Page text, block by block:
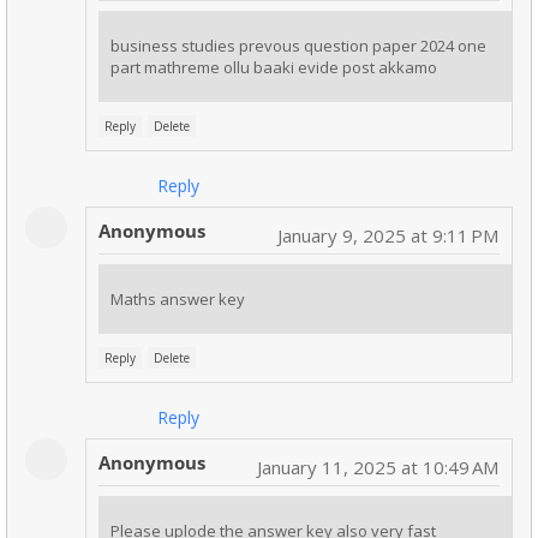
business studies prevous question paper 2024 one
part mathreme ollu baaki evide post akkamo
Reply Delete
Reply
Anonymous January 9, 2025 at 9:11 PM
Maths answer key
Reply Delete
Reply
Anonymous January 11, 2025 at 10:49 AM
Please uplode the answer key also very fast